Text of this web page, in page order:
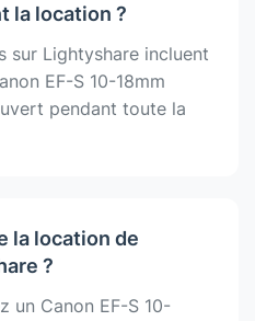
la location ?
sur Lightyshare incluent
EF-S 10-18mm
pendant toute la
la location de
?
un Canon EF-S 10-